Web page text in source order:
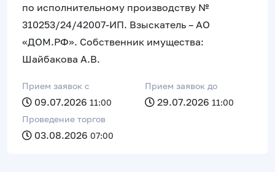
по исполнительному производству №
310253/24/42007-ИП. Взыскатель – АО
«ДОМ.РФ». Собственник имущества:
Шайбакова А.В.
Прием заявок c
09.07.2026 11:00
Прием заявок до
29.07.2026 11:00
Проведение торгов
03.08.2026 07:00